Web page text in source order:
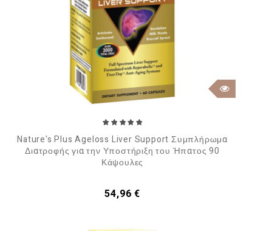
Nature's Plus Ageloss Liver Support Συμπλήρωμα
Διατροφής για την Υποστήριξη του Ήπατος 90
Κάψουλες
Τιμή
54,96 €